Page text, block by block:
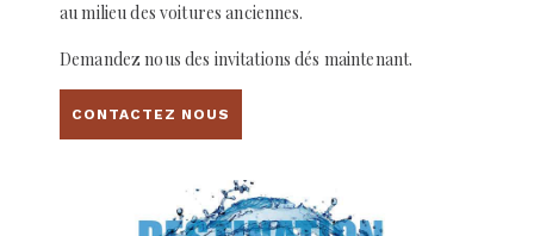
au milieu des voitures anciennes.
Demandez nous des invitations dés maintenant.
CONTACTEZ NOUS